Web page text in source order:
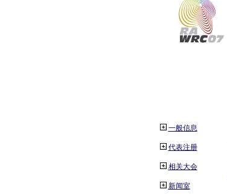
一般信息
代表注册
相关大会
新闻室